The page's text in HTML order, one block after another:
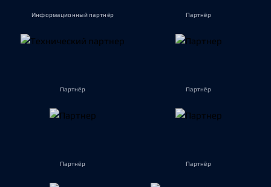
Информационный партнёр Партнёр
Партнёр Партнёр
Партнёр Партнёр